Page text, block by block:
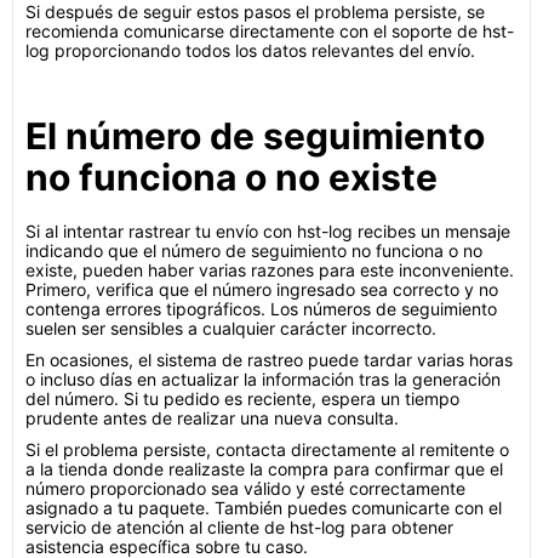
Si después de seguir estos pasos el problema persiste, se
recomienda comunicarse directamente con el soporte de hst-
log proporcionando todos los datos relevantes del envío.
El número de seguimiento
no funciona o no existe
Si al intentar rastrear tu envío con hst-log recibes un mensaje
indicando que el número de seguimiento no funciona o no
existe, pueden haber varias razones para este inconveniente.
Primero, verifica que el número ingresado sea correcto y no
contenga errores tipográficos. Los números de seguimiento
suelen ser sensibles a cualquier carácter incorrecto.
En ocasiones, el sistema de rastreo puede tardar varias horas
o incluso días en actualizar la información tras la generación
del número. Si tu pedido es reciente, espera un tiempo
prudente antes de realizar una nueva consulta.
Si el problema persiste, contacta directamente al remitente o
a la tienda donde realizaste la compra para confirmar que el
número proporcionado sea válido y esté correctamente
asignado a tu paquete. También puedes comunicarte con el
servicio de atención al cliente de hst-log para obtener
asistencia específica sobre tu caso.